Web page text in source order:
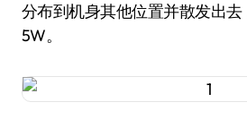
分布到机身其他位置并散发出
5W。